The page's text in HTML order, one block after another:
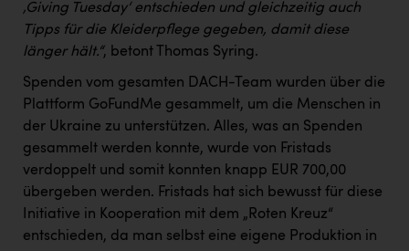
‚Giving Tuesday‘ entschieden und gleichzeitig auch
Tipps für die Kleiderpflege gegeben, damit diese
länger hält.“, betont Thomas Syring.
Spenden vom gesamten DACH-Team wurden über die
Plattform GoFundMe gesammelt, um die Menschen in
der Ukraine zu unterstützen. Alles, was an Spenden
gesammelt werden konnte, wurde von Fristads
verdoppelt und somit konnten knapp EUR 700,00
übergeben werden. Fristads hat sich bewusst für diese
Initiative in Kooperation mit dem „Roten Kreuz“
entschieden, da man selbst eine eigene Produktion in